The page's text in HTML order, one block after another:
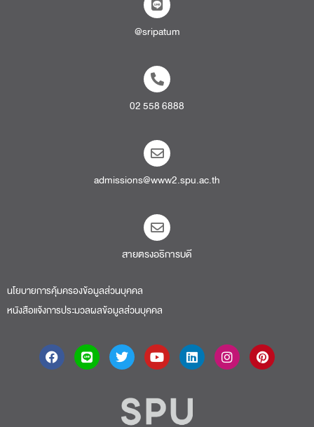
@sripatum
02 558 6888
admissions@www2.spu.ac.th
สายตรงอธิการบดี​
นโยบายการคุ้มครองข้อมูลส่วนบุคคล
หนังสือแจ้งการประมวลผลข้อมูลส่วนบุคคล